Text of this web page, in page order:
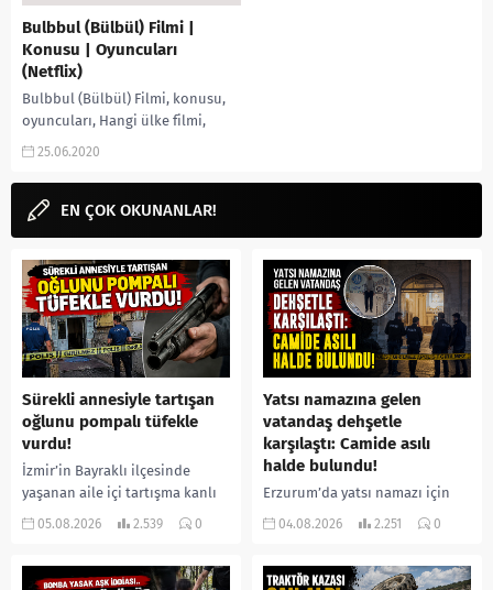
Bulbbul (Bülbül) Filmi |
Konusu | Oyuncuları
(Netflix)
Bulbbul (Bülbül) Filmi, konusu,
oyuncuları, Hangi ülke filmi,
Netflix filmleri, karakterleri, İMDb
Ekşi Sözlük, yorumları,...
25.06.2020
EN ÇOK OKUNANLAR!
Sürekli annesiyle tartışan
oğlunu pompalı tüfekle
vurdu!
İzmir’in Bayraklı ilçesinde
yaşanan aile içi tartışma kanlı
bitti. İddiaya göre, uzun süredir
05.08.2026 2.539 0
Yatsı namazına gelen
vatandaş dehşetle
karşılaştı: Camide asılı
halde bulundu!
Erzurum’da yatsı namazı için
camiye gelen bir vatandaş,
yerine sevk edilen...
04.08.2026 2.251 0